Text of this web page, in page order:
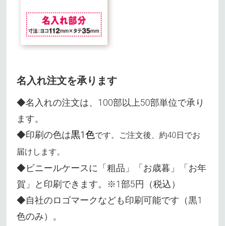
名入れ注文を承ります
◆名入れの注文は、100部以上50部単位で承り
ます。
◆印刷の色は黒1色です。ご注文後、約40日でお
届けします。
◆ビニールケースに「粗品」「お歳暮」「お年
賀」と印刷できます。※1部5円（税込）
◆自社のロゴマークなども印刷可能です（黒1
色のみ）。